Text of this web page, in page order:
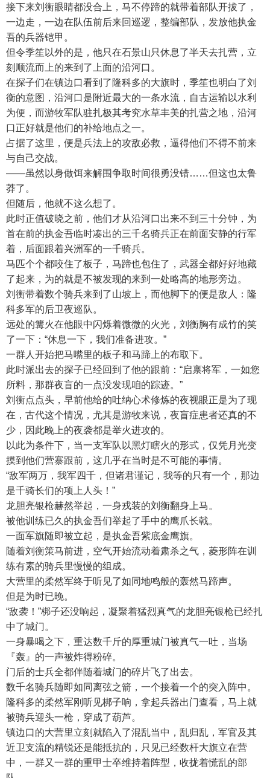
接下来刘衡眼睛都没合上，马不停蹄的就带着部队开拔了，
一边走，一边在队伍前后来回巡逻，整编部队，发放他执金
吾的兵器铠甲。
但令季笙以外的是，他只在石景山只休息了半天去扎营，立
刻顺流而上的来到了上面的沿河口。
在探子们在镇边口看到了隆科多的大旗时，季笙也明白了刘
衡的意图，沿河口是附近最大的一条水流，自古运输以水利
为便，而游牧军队驻扎极其考究水草丰美的扎营之地，沿河
口正好就是他们的补给地点之一。
占据了这里，便是兵法上的攻敌必救，逼得他们不得不前来
与自己交战。
——虽然以身做饵来解围争取时间很勇没错……但这也太鲁
莽了。
但随后，他就不这么想了。
此时正值破晓之前，他们才从沿河口出来不到三十分钟，为
首在前的执金吾临时凑出的三千名骑兵正在前面安静的行军
着，后面跟着兴洲军的一千骑兵。
马匹个个都咬住了板子，马蹄也包住了，武器全都好好地藏
了起来，为的就是不被发现的来到一处略高的地形旁边。
刘衡带着数个骑兵来到了山坡上，而他脚下的便是敌人：隆
科多军的后卫夜巡队。
远处的篝火在他眼中闪烁着微微的火光，刘衡胸有成竹的笑
了一下：“休息一下，我们准备进攻。”
一群人开始把马嘴里的板子和马蹄上的布取下。
此时派出去的探子已经回到了他的跟前：“启禀将军，一如您
所料，那群夜盲的一点没发现咱的踪迹。”
刘衡点点头，早前他给的吐纳心术修炼的夜视眼正是为了现
在，古代这个情况，尤其是游牧来说，夜盲症患者还真的不
少，因此晚上的夜袭都是举火进攻的。
以此为条件下，当一支军队以黑灯瞎火的形式，仅凭月光变
摸到他们营寨跟前，这几乎在当时是不可能的事情。
“敌军两万，我军四千，但诸君谨记，我等的只有一个，那边
是千骑长们的项上人头！”
龙胆亮银枪赫然举起，一身戎装的刘衡翻身上马。
被他训练已久的执金吾们举起了手中的鹰爪长戟。
一面军旗随即被立起，是执金吾紫底金鹰旗。
随着刘衡策马前进，空气开始流动着肃杀之气，菱形阵在训
练有素的骑兵里慢慢的组成。
大营里的柔然军终于听见了如同地鸣般的轰然马蹄声。
但是为时已晚。
“敌袭！”梆子还没响起，凝聚着猛烈真气的龙胆亮银枪已经扎
中了城门。
一身暴喝之下，重达数千斤的厚重城门被真气一吐，当场
『轰』的一声被炸得粉碎。
门后的士兵全都伴随着城门的碎片飞了出去。
数千名骑兵随即如同离弦之箭，一个接着一个的突入阵中。
隆科多的柔然军刚听见梆子响，拿起兵器出门查看，马上就
被骑兵迎头一枪，穿成了葫芦。
镇边口的大营里立刻就陷入了混乱当中，乱归乱，军官及其
近卫支流的精锐还是能抵抗的，只见已经数杆大旗立在营
中，一群又一群的重甲士卒维持着阵型，收拢着慌乱的部